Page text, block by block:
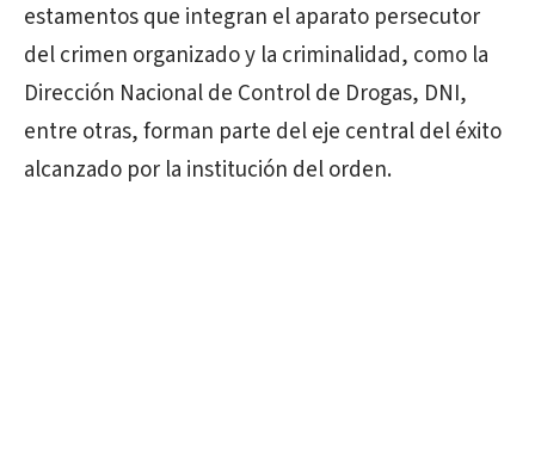
estamentos que integran el aparato persecutor
del crimen organizado y la criminalidad, como la
Dirección Nacional de Control de Drogas, DNI,
entre otras, forman parte del eje central del éxito
alcanzado por la institución del orden.